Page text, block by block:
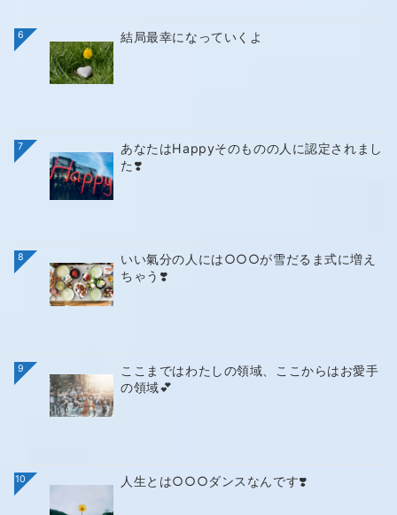
6 結局最幸になっていくよ
7
あなたはHappyそのものの人に認定されまし
た❣️
8
いい氣分の人には○○○が雪だるま式に増え
ちゃう❣️
9
ここまではわたしの領域、ここからはお愛手
の領域💕
10 人生とは○○○ダンスなんです❣️